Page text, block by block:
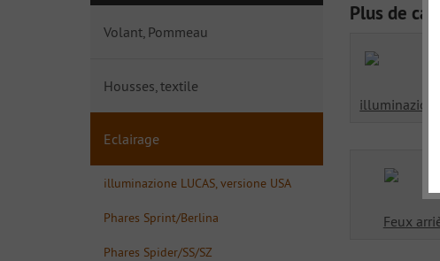
Plus de
illuminazione
Feux
Volant, Pommeau
Housses, textile
Eclairage
illuminazione LUCAS, versione USA
Phares Sprint/Berlina
Phares Spider/SS/SZ